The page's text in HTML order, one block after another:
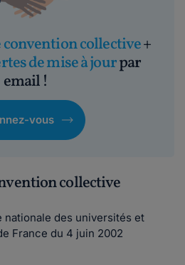
collective+
de mise à jourpar
email !
vous
collective
des universités et
France du 4 juin 2002